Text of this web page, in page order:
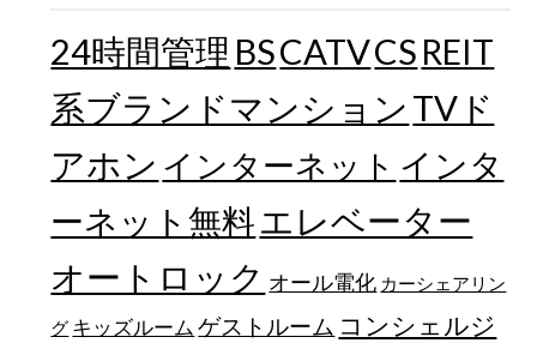
24時間管理 BSCATVCS REIT
系ブランドマンション TVド
アホン インターネット インタ
ーネット無料エレベーター
オートロック オール電化 カーシェアリン
グ キッズルーム ゲストルーム コンシェルジ